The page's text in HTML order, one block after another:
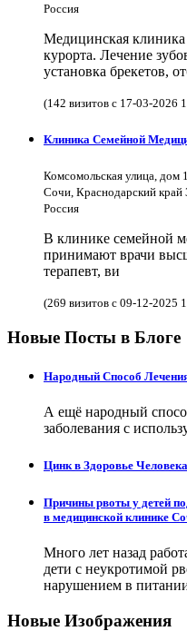
Россия
Медицинская клиника
курорта. Лечение
установка брекетов,
(142 визитов с 17-03-2026
Клиника Семейной
Комсомольская улица, дом 1
Сочи, Краснодарский край
Россия
В клинике семейной
принимают врачи
терапевт, ви
(269 визитов с 09-12-2025
Новые Посты в Блоге
Народный Способ
А ещё народный
заболевания с
Цинк в Здоровье Человека
Причины рвоты у детей
в медицинской клинике
Много лет назад
дети с неукротимой
нарушением в
Новые Изображения